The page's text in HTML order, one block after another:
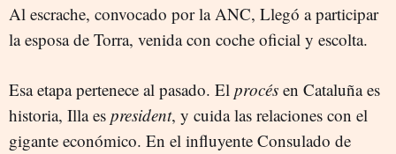
Al escrache, convocado por la ANC, Llegó a participar
la esposa de Torra, venida con coche oficial y escolta.
Esa etapa pertenece al pasado. El procés en Cataluña es
historia, Illa es president, y cuida las relaciones con el
gigante económico. En el influyente Consulado de